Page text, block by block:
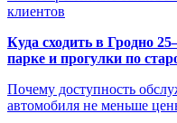
клиентов
Куда сходить в Гродно
парке и прогулки по
Почему доступность
автомобиля не меньше